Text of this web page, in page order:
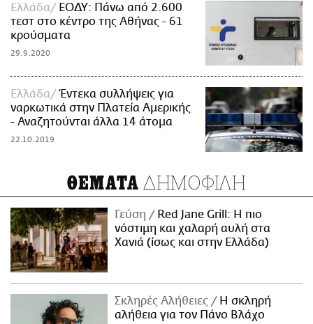
Ελλάδα
ΕΟΔΥ: Πάνω από 2.600
τεστ στο κέντρο της Αθήνας - 61
κρούσματα
29.9.2020
Ελλάδα
Έντεκα συλλήψεις για
ναρκωτικά στην Πλατεία Αμερικής
- Αναζητούνται άλλα 14 άτομα
22.10.2019
ΘΕΜΑΤΑ ΔΗΜΟΦΙΛΗ
Γεύση
Red Jane Grill: Η πιο
νόστιμη και χαλαρή αυλή στα
Χανιά (ίσως και στην Ελλάδα)
Σκληρές Αλήθειες
H σκληρή
αλήθεια για τον Πάνο Βλάχο